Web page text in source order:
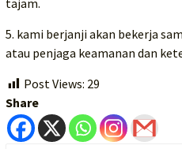
5. kami berjanji akan bekerja
atau penjaga keamanan dan
Post Views: 29
Share